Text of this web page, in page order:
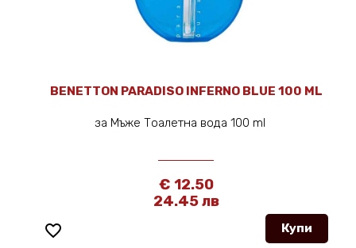
favorite_border
BENETTON PARADISO INFERNO BLUE 100 ML
за Мъже Тоалетна вода 100 ml
€ 12.50
24.45 лв
Купи